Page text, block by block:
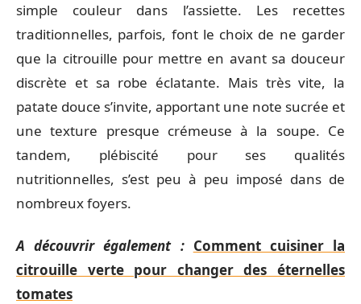
simple couleur dans l’assiette. Les recettes
traditionnelles, parfois, font le choix de ne garder
que la citrouille pour mettre en avant sa douceur
discrète et sa robe éclatante. Mais très vite, la
patate douce s’invite, apportant une note sucrée et
une texture presque crémeuse à la soupe. Ce
tandem, plébiscité pour ses qualités
nutritionnelles, s’est peu à peu imposé dans de
nombreux foyers.
A découvrir également : Comment cuisiner la
citrouille verte pour changer des éternelles
tomates